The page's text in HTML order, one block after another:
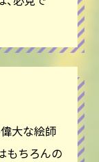
大な絵師
もちろんの